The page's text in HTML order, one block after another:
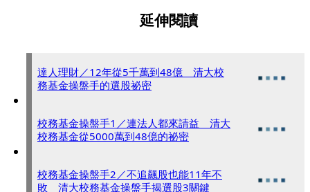
延伸閱讀
達人理財／12年從5千萬到48億 清大校
務基金操盤手的選股祕密
校務基金操盤手1／連法人都來請益 清大
校務基金從5000萬到48億的祕密
校務基金操盤手2／不追飆股也能11年不
敗 清大校務基金操盤手揭選股3關鍵